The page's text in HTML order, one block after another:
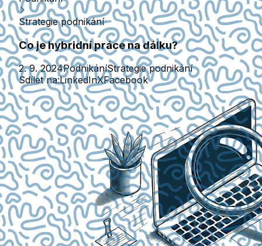
Strategie podnikání
Co je hybridní práce na dálku?
2. 9. 2024PodnikáníStrategie podnikání
Sdílet na:LinkedInXFacebook